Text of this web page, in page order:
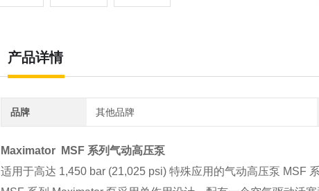
产品详情
品牌 其他品牌
Maximator MSF 系列气动高压泵
适用于高达 1,450 bar (21,025 psi) 特殊应用的气动高压泵 MSF